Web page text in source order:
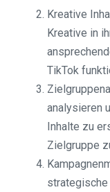
Kreative
Kreative in
TikTok
analysieren
Inhalte zu
Zielgruppe
strategische